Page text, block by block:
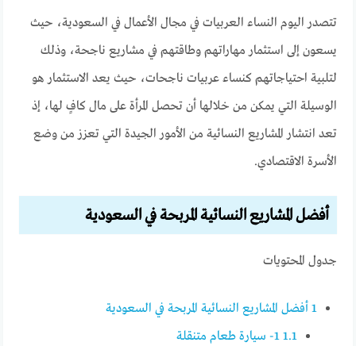
تتصدر اليوم النساء العربيات في مجال الأعمال في السعودية، حيث
يسعون إلى استثمار مهاراتهم وطاقتهم في مشاريع ناجحة، وذلك
لتلبية احتياجاتهم كنساء عربيات ناجحات، حيث يعد الاستثمار هو
الوسيلة التي يمكن من خلالها أن تحصل المرأة على مال كافٍ لها، إذ
تعد انتشار المشاريع النسائية من الأمور الجيدة التي تعزز من وضع
الأسرة الاقتصادي.
أفضل المشاريع النسائية المربحة في السعودية
جدول المحتويات
1 أفضل المشاريع النسائية المربحة في السعودية
1.1 1- سيارة طعام متنقلة